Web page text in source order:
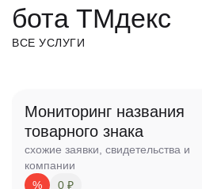
бота ТМдекс
ВСЕ УСЛУГИ
Мониторинг названия
товарного знака
схожие заявки, свидетельства и
компании
%
0 ₽